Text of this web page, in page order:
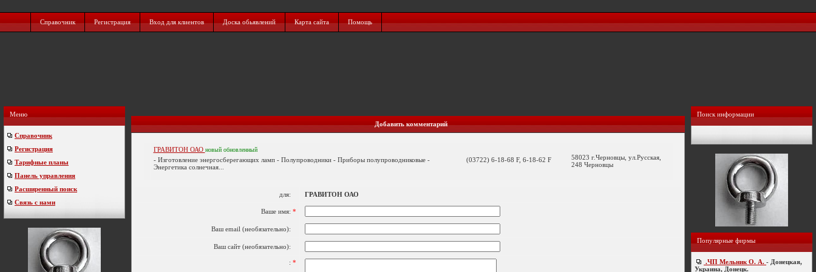
Справочник Регистрация Вход для клиентов Доска обьявлений Карта сайта Помощь
Меню
Справочник
Регистрация
Тарифные планы
Панель управления
Расширенный поиск
Связь с нами
Добавить комментарий
ГРАВИТОН ОАО новый обновленный
- Изготовление энергосберегающих ламп - Полупроводники - Приборы полупроводниковые -
Энергетика солнечная...
(03722) 6-18-68 F, 6-18-62 F
58023 г.Черновцы, ул.Русская,
248 Черновцы
для: ГРАВИТОН ОАО
Ваше имя: *
Ваш email (необязательно):
Ваш сайт (необязательно):
: *
Поиск информации
Популярные фирмы
.ЧП Мельник О. А. - Донецкая,
Украина, Донецк.